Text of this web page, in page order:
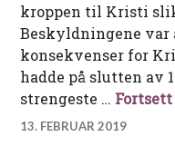
kroppen til Kristi
Beskyldningene var
konsekvenser for
hadde på slutten av
strengeste … Fortsett
13. FEBRUAR 2019